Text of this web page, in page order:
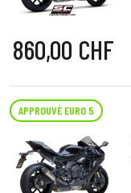
860,00 CHF
APPROUVÉ EURO 5